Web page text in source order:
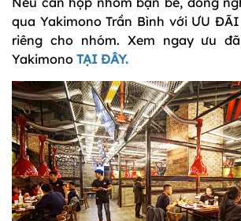
qua Yakimono Trần Bình với ƯU
riêng cho nhóm. Xem ngay ưu
Yakimono TẠI ĐÂY.